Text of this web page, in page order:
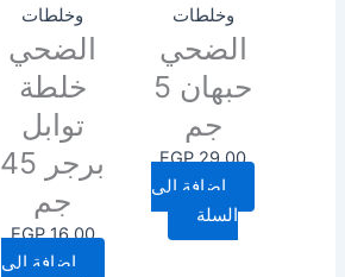
وخلطات
الضحي
حبهان 5
جم
EGP29.00
إضافة إلى
السلة
وخلطات
الضحي
خلطة
توابل
برجر 45
جم
EGP16.00
إضافة إلى